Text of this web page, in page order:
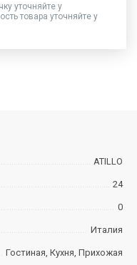
уточняйте у
товара уточняйте у
ATILLO
24
0
Италия
Гостиная, Кухня, Прихожая